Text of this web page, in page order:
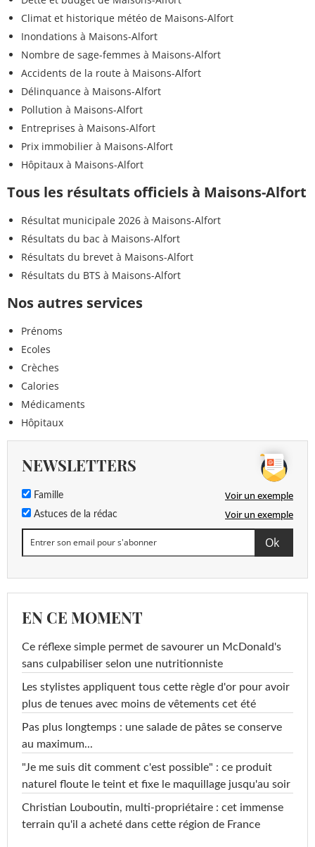
Climat et historique météo de Maisons-Alfort
Inondations à Maisons-Alfort
Nombre de sage-femmes à Maisons-Alfort
Accidents de la route à Maisons-Alfort
Délinquance à Maisons-Alfort
Pollution à Maisons-Alfort
Entreprises à Maisons-Alfort
Prix immobilier à Maisons-Alfort
Hôpitaux à Maisons-Alfort
Tous les résultats officiels à Maisons-Alfort
Résultat municipale 2026 à Maisons-Alfort
Résultats du bac à Maisons-Alfort
Résultats du brevet à Maisons-Alfort
Résultats du BTS à Maisons-Alfort
Nos autres services
Prénoms
Ecoles
Crèches
Calories
Médicaments
Hôpitaux
NEWSLETTERS
Famille Voir un exemple
Astuces de la rédac Voir un exemple
EN CE MOMENT
Ce réflexe simple permet de savourer un McDonald's
sans culpabiliser selon une nutritionniste
Les stylistes appliquent tous cette règle d'or pour avoir
plus de tenues avec moins de vêtements cet été
Pas plus longtemps : une salade de pâtes se conserve
au maximum...
"Je me suis dit comment c'est possible" : ce produit
naturel floute le teint et fixe le maquillage jusqu'au soir
Christian Louboutin, multi-propriétaire : cet immense
terrain qu'il a acheté dans cette région de France